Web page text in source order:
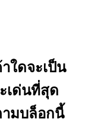
ใดจะเป็น
เด่นที่สุด
ามบล็อกนี้